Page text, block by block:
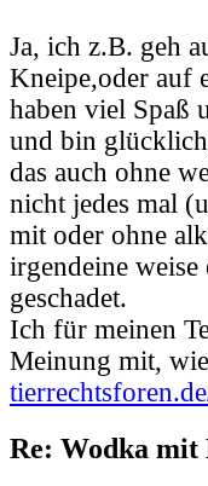
Ja, ich z.B. geh
Kneipe,oder auf
haben viel Spaß
und bin
das auch ohne
nicht jedes mal
mit oder ohne
irgendeine weise
geschadet.
Ich für meinen
Meinung mit,
Re: Wodka